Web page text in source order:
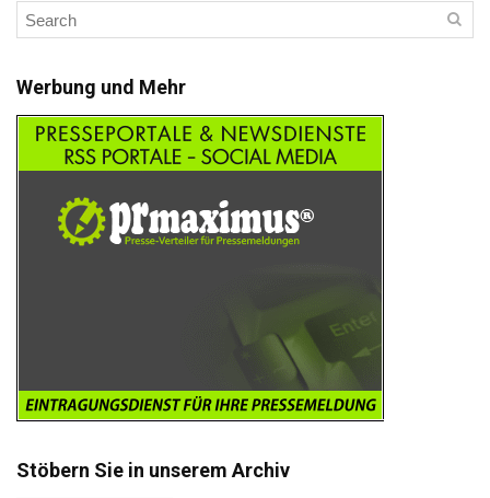
Werbung und Mehr
Stöbern Sie in unserem Archiv